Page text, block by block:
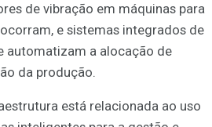
de vibração em máquinas para
e sistemas integrados de
automatizam a alocação de
da produção.
está relacionada ao uso